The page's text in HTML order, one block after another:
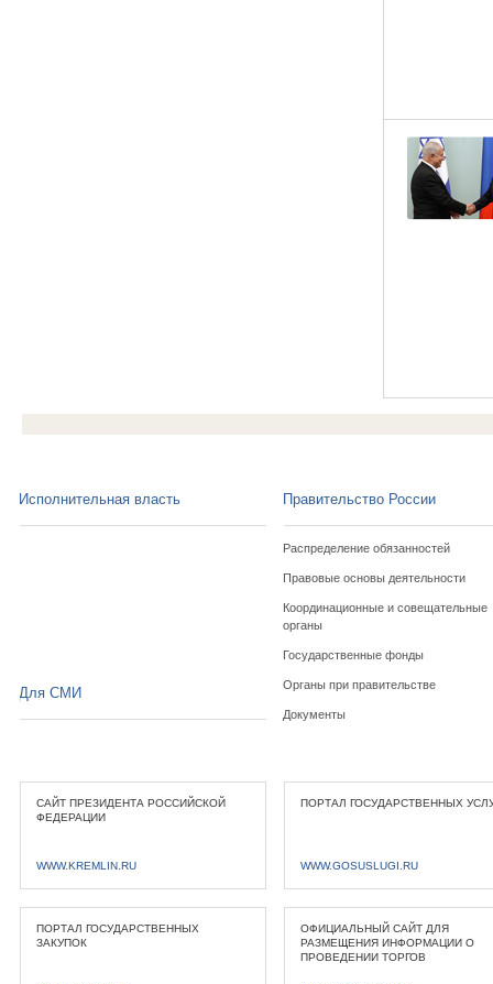
Исполнительная власть Правительство России
Распределение обязанностей
Правовые основы деятельности
Координационные и совещательные
органы
Государственные фонды
Органы при правительстве
Документы
Для СМИ
САЙТ ПРЕЗИДЕНТА РОССИЙСКОЙ
ФЕДЕРАЦИИ
WWW.KREMLIN.RU
ПОРТАЛ ГОСУДАРСТВЕННЫХ
WWW.GOSUSLUGI.RU
ПОРТАЛ ГОСУДАРСТВЕННЫХ
ЗАКУПОК
ОФИЦИАЛЬНЫЙ САЙТ ДЛЯ
РАЗМЕЩЕНИЯ ИНФОРМАЦИИ О
ПРОВЕДЕНИИ ТОРГОВ